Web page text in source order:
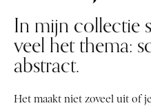
In mijn collectie
veel het thema:
abstract.
Het maakt niet zoveel uit of